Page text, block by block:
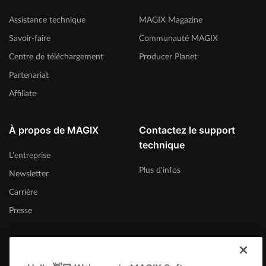
Assistance technique
Savoir-faire
Centre de téléchargement
Partenariat
Affiliate
MAGIX Magazine
Communauté MAGIX
Producer Planet
À propos de MAGIX
L'entreprise
Newsletter
Carrière
Presse
Contactez le support
technique
Plus d'infos